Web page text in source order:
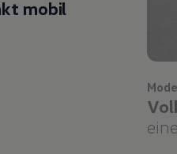
mobil